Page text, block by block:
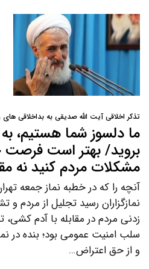
تذکر اخلاقی آیت الله صدیقی به بداخلاقی های
ما دلسوز شما هستیم،
بروید/ بهتر است
مشکلات مردم کنید نه
آنچه را که در خطبه نماز جمعه
نمازگزاران رسید تجلیل از مردم و
زدنی مردم در مقابله با آدم
سلب امنیت عمومی بود؛ بنده در
و از حق اعتراض…